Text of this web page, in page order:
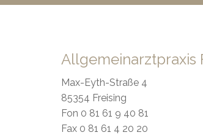
Allgemeinarztpraxis
Max-Eyth-Straße 4
85354 Freising
Fon 0 81 61 9 40 81
Fax 0 81 61 4 20 20